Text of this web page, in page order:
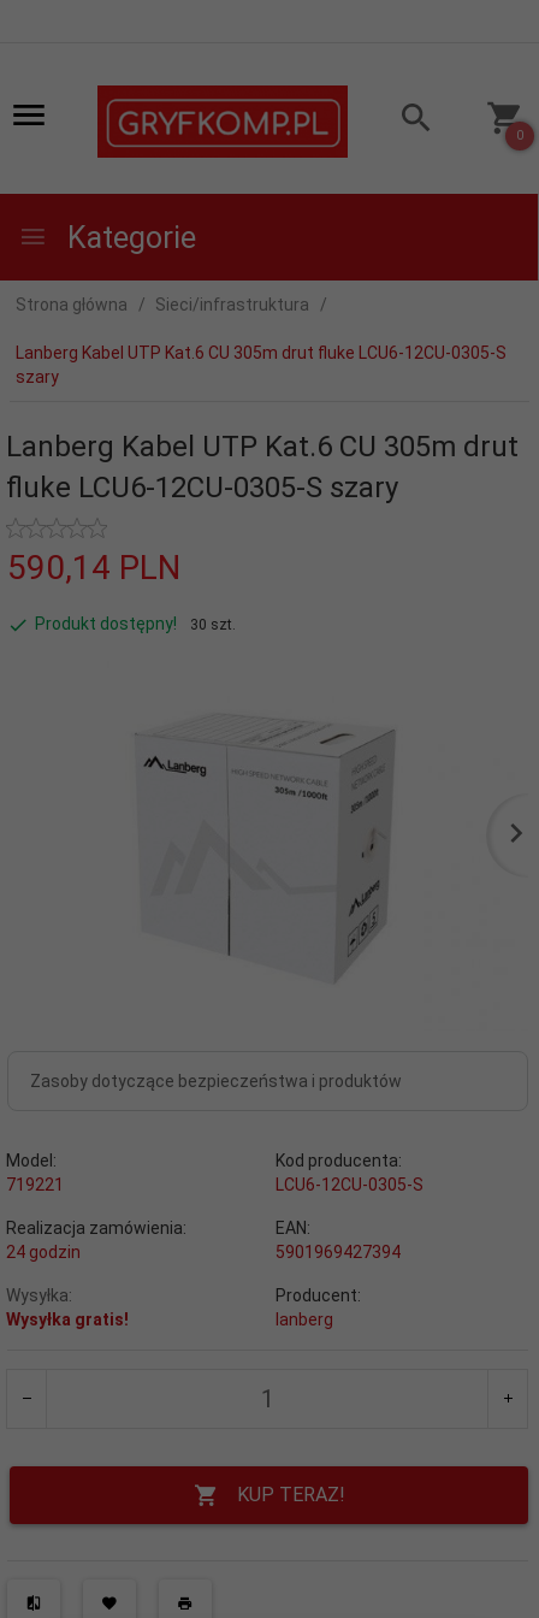
0
Kategorie
Strona główna Sieci/infrastruktura
Lanberg Kabel UTP Kat.6 CU 305m drut fluke LCU6-12CU-0305-S
szary
Lanberg Kabel UTP Kat.6 CU 305m drut
fluke LCU6-12CU-0305-S szary
590,14 PLN
Produkt dostępny! 30 szt.
Zasoby dotyczące bezpieczeństwa i produktów
Model:
719221
Kod producenta:
LCU6-12CU-0305-S
Realizacja zamówienia:
24 godzin
EAN:
5901969427394
Wysyłka:
Wysyłka gratis!
Producent:
lanberg
KUP TERAZ!